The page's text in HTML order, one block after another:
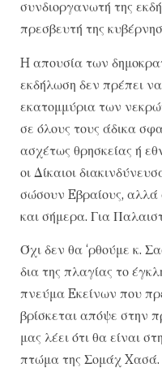
συνδιοργανωτή της
πρεσβευτή της
H απουσία των
εκδήλωση δεν πρέπει
εκατομμύρια των
σε όλους τους άδικα
ασχέτως θρησκείας ή
οι Δίκαιοι
σώσουν Eβραίους, αλλά
και σήμερα. Για
Όχι δεν θα ‘ρθούμε κ.
δια της πλαγίας το
πνεύμα Eκείνων που
βρίσκεται απόψε στην
μας λέει ότι θα είναι
πτώμα της Σομάχ